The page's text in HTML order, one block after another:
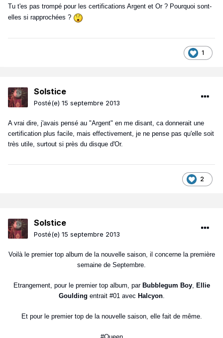
Tu t'es pas trompé pour les certifications Argent et Or ? Pourquoi sont-
elles si rapprochées ?
1
Solstice
Posté(e) 15 septembre 2013
A vrai dire, j'avais pensé au "Argent" en me disant, ca donnerait une
certification plus facile, mais effectivement, je ne pense pas qu'elle soit
très utile, surtout si près du disque d'Or.
2
Solstice
Posté(e) 15 septembre 2013
Voilà le premier top album de la nouvelle saison, il concerne la première
semaine de Septembre.
Etrangement, pour le premier top album, par Bubblegum Boy, Ellie
Goulding entrait #01 avec Halcyon.
Et pour le premier top de la nouvelle saison, elle fait de même.